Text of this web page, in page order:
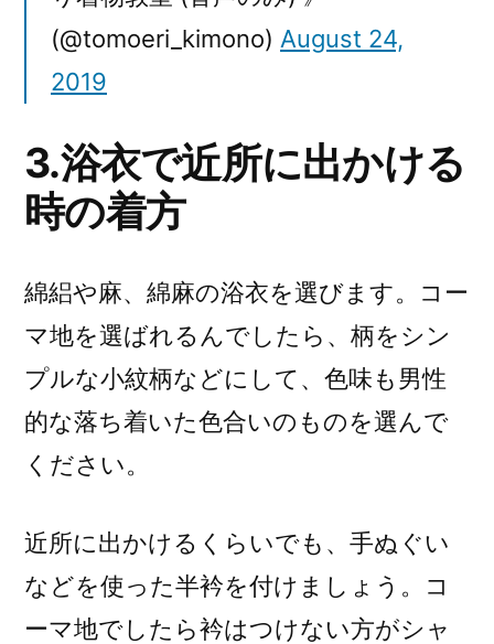
(@tomoeri_kimono) August 24,
2019
3.浴衣で近所に出かける
時の着方
綿絽や麻、綿麻の浴衣を選びます。コー
マ地を選ばれるんでしたら、柄をシン
プルな小紋柄などにして、色味も男性
的な落ち着いた色合いのものを選んで
ください。
近所に出かけるくらいでも、手ぬぐい
などを使った半衿を付けましょう。コ
ーマ地でしたら衿はつけない方がシャ